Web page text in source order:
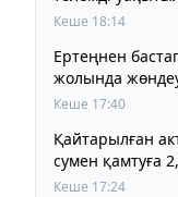
құны бұрынғы
Кеше 18:14
Ертеңнен
жолында
Кеше 17:40
Қайтарылған
сумен қамтуға
Кеше 17:24